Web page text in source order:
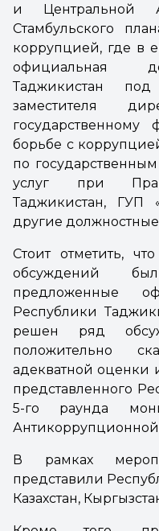
и Центральной
Стамбульского
коррупцией, где в
официальная
Таджикистан под
заместителя
борьбе с
по
услуг при
Таджикистан, ГУП
другие должностные
Стоит отметить,
обсуждений
предложенные
Республики
решен ряд
положительно
адекватной оценки
представленного
5-го раунда
В рамках
представили
Казахстан,